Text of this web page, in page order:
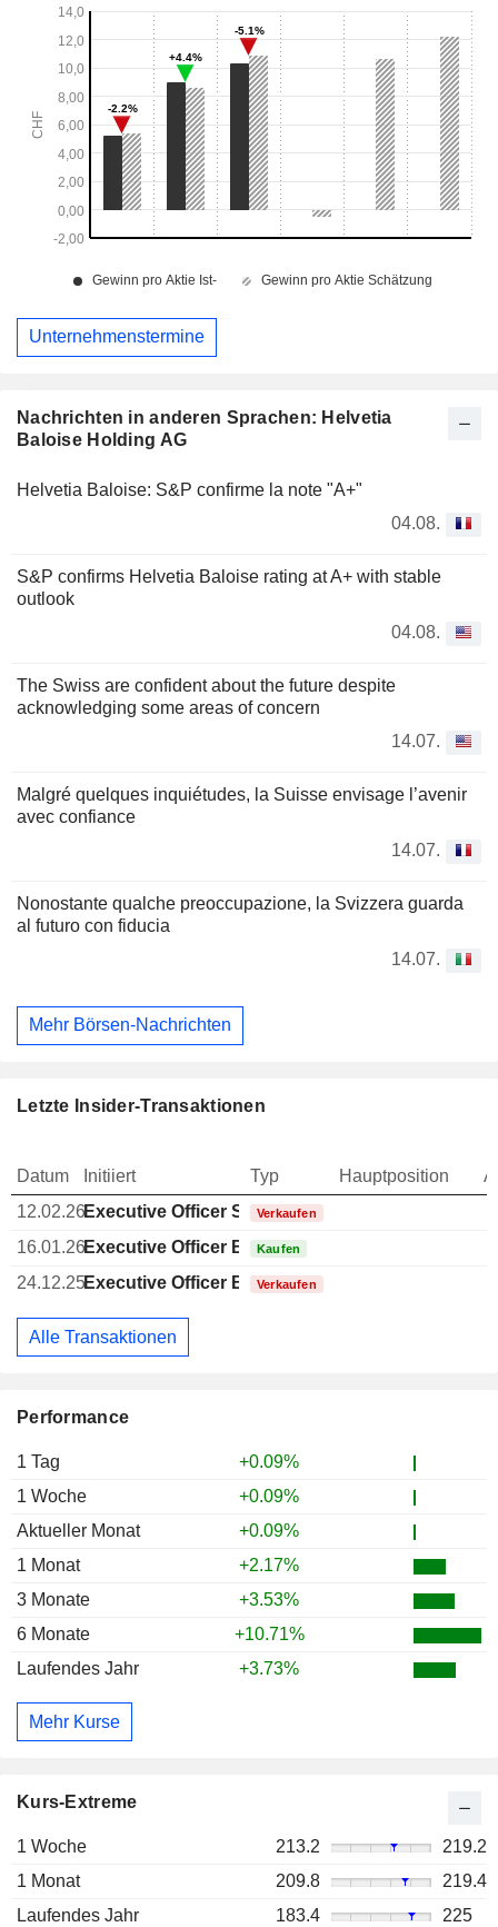
Nachrichten in anderen Sprachen: Helvetia
Baloise Holding AG
Helvetia Baloise: S&P confirme la note "A+"
04.08.
S&P confirms Helvetia Baloise rating at A+ with stable
outlook
04.08.
The Swiss are confident about the future despite
acknowledging some areas of concern
14.07.
Malgré quelques inquiétudes, la Suisse envisage l’avenir
avec confiance
14.07.
Nonostante qualche preoccupazione, la Svizzera guarda
al futuro con fiducia
14.07.
Mehr Börsen-Nachrichten
Performance
1 Tag
+0.09%
1 Woche
+0.09%
Aktueller Monat
+0.09%
1 Monat
+2.17%
3 Monate
+3.53%
6 Monate
+10.71%
Laufendes Jahr
+3.73%
Mehr Kurse
Kurs-Extreme
1 Woche 213.2
219.2
1 Monat
209.8
219.4
Laufendes Jahr
183.4
225
Letzte Insider-Transaktionen
Datum Initiiert Typ Hauptposition
12.02.26Executive Officer SwissVerkaufen
16.01.26Executive Officer Brazilian
Kaufen
24.12.25Executive Officer Brazilian
Verkaufen
Alle Transaktionen
Unternehmenstermine